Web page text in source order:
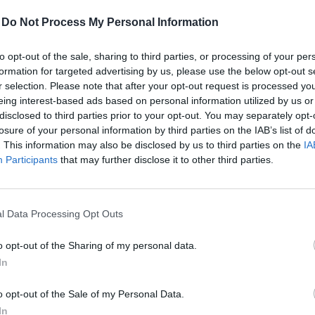
Do Not Process My Personal Information
opt-out of the sale, sharing to third parties, or processing of your
for targeted advertising by us, please use the below opt-out
selection. Please note that after your opt-out request is processed
interest-based ads based on personal information utilized by us
to third parties prior to your opt-out. You may separately
of your personal information by third parties on the IAB’s list of
This information may also be disclosed by us to third parties on the
Participants that may further disclose it to other third parties.
Data Processing Opt Outs
opt-out of the Sharing of my personal data.
opt-out of the Sale of my Personal Data.
Investment Nyrt. ordinary share
HUF